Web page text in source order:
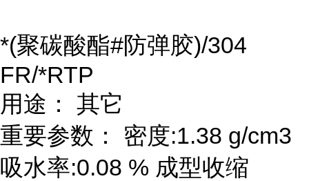
*(聚碳酸酯#防弹胶)/304
FR/*RTP
用途： 其它
重要参数： 密度:1.38 g/cm3
吸水率:0.08 % 成型收缩